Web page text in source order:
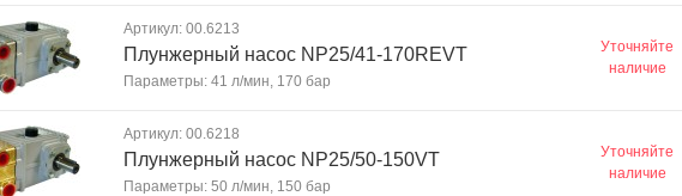
Артикул: 00.6213
Плунжерный насос NP25/41-170REVT
Параметры: 41 л/мин, 170 бар
Уточняйте
наличие
Артикул: 00.6218
Плунжерный насос NP25/50-150VT
Параметры: 50 л/мин, 150 бар
Уточняйте
наличие